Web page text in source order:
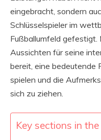
eingebracht, sondern
Schlüsselspieler im
Fußballumfeld
Aussichten für seine
bereit, eine bedeutende
spielen und die
sich zu ziehen.
Key sections in